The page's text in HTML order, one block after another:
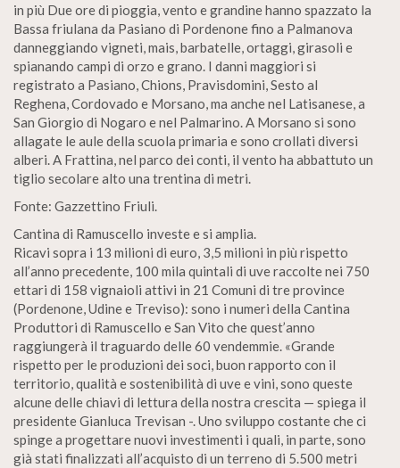
in più Due ore di pioggia, vento e grandine hanno spazzato la
Bassa friulana da Pasiano di Pordenone fino a Palmanova
danneggiando vigneti, mais, barbatelle, ortaggi, girasoli e
spianando campi di orzo e grano. I danni maggiori si
registrato a Pasiano, Chions, Pravisdomini, Sesto al
Reghena, Cordovado e Morsano, ma anche nel Latisanese, a
San Giorgio di Nogaro e nel Palmarino. A Morsano si sono
allagate le aule della scuola primaria e sono crollati diversi
alberi. A Frattina, nel parco dei conti, il vento ha abbattuto un
tiglio secolare alto una trentina di metri.
Fonte: Gazzettino Friuli.
Cantina di Ramuscello investe e si amplia.
Ricavi sopra i 13 milioni di euro, 3,5 milioni in più rispetto
all’anno precedente, 100 mila quintali di uve raccolte nei 750
ettari di 158 vignaioli attivi in 21 Comuni di tre province
(Pordenone, Udine e Treviso): sono i numeri della Cantina
Produttori di Ramuscello e San Vito che quest’anno
raggiungerà il traguardo delle 60 vendemmie. «Grande
rispetto per le produzioni dei soci, buon rapporto con il
territorio, qualità e sostenibilità di uve e vini, sono queste
alcune delle chiavi di lettura della nostra crescita — spiega il
presidente Gianluca Trevisan -. Uno sviluppo costante che ci
spinge a progettare nuovi investimenti i quali, in parte, sono
già stati finalizzati all’acquisto di un terreno di 5.500 metri